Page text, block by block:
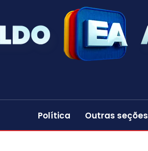
Política Outras seções